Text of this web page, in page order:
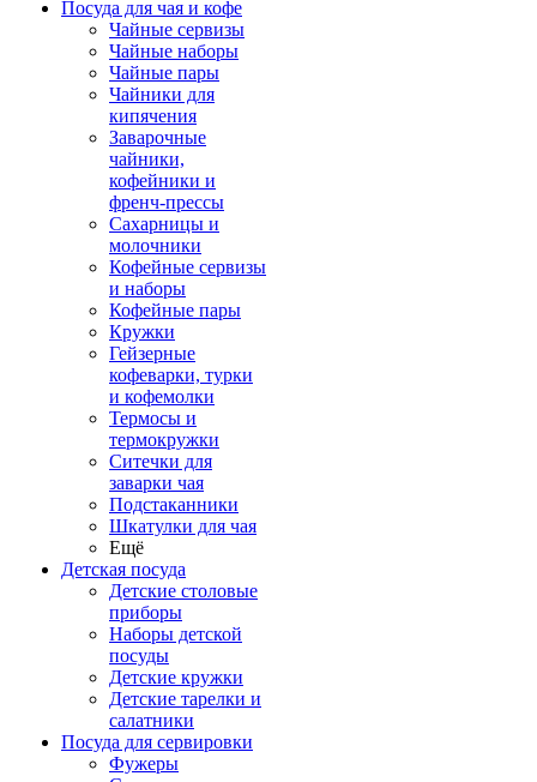
Посуда для чая и кофе
Чайные сервизы
Чайные наборы
Чайные пары
Чайники для
кипячения
Заварочные
чайники,
кофейники и
френч-прессы
Сахарницы и
молочники
Кофейные сервизы
и наборы
Кофейные пары
Кружки
Гейзерные
кофеварки, турки
и кофемолки
Термосы и
термокружки
Ситечки для
заварки чая
Подстаканники
Шкатулки для чая
Ещё
Детская посуда
Детские столовые
приборы
Наборы детской
посуды
Детские кружки
Детские тарелки и
салатники
Посуда для сервировки
Фужеры